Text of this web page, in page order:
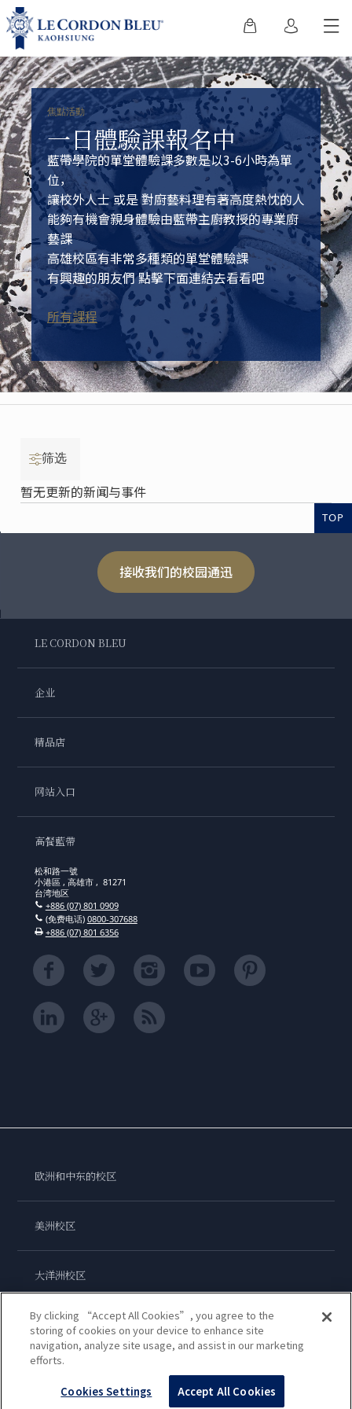
焦點活動
一日體驗課報名中
藍帶學院的單堂體驗課多數是以3-6小時為單
位，
讓校外人士 或是 對廚藝料理有著高度熱忱的人
能夠有機會親身體驗由藍帶主廚教授的專業廚
藝課
高雄校區有非常多種類的單堂體驗課
有興趣的朋友們 點擊下面連結去看看吧
所有課程
筛选
暂无更新的新闻与事件
TOP
接收我们的校园通迅
LE CORDON BLEU
企业
精品店
网站入口
高餐藍帶
松和路一號
小港區 , 高雄市 , 81271
台湾地区
+886 (07) 801 0909
(免费电话) 0800-307688
+886 (07) 801 6356
欧洲和中东的校区
美洲校区
大洋洲校区
亚洲校区
By clicking “Accept All Cookies”, you agree to the
storing of cookies on your device to enhance site
navigation, analyze site usage, and assist in our marketing
efforts.
Cookies Settings Accept All Cookies